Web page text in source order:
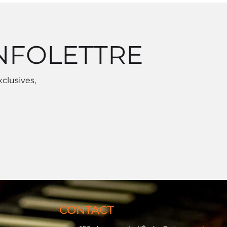
CONTACT